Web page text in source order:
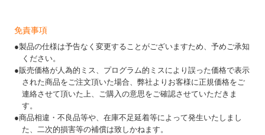
免責事項
●製品の仕様は予告なく変更することがございますため、予めご承知
ください。
●販売価格が人為的ミス、プログラム的ミスにより誤った価格で表示
された商品をご注文頂いた場合、弊社よりお客様に正規価格をご
連絡させて頂いた上、ご購入の意思をご確認させていただきま
す。
●商品相違・不良品等や、在庫不足延着等によって発生いたしまし
た、二次的損害等の補償は致しかねます。